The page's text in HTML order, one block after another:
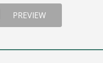
PREVIEW